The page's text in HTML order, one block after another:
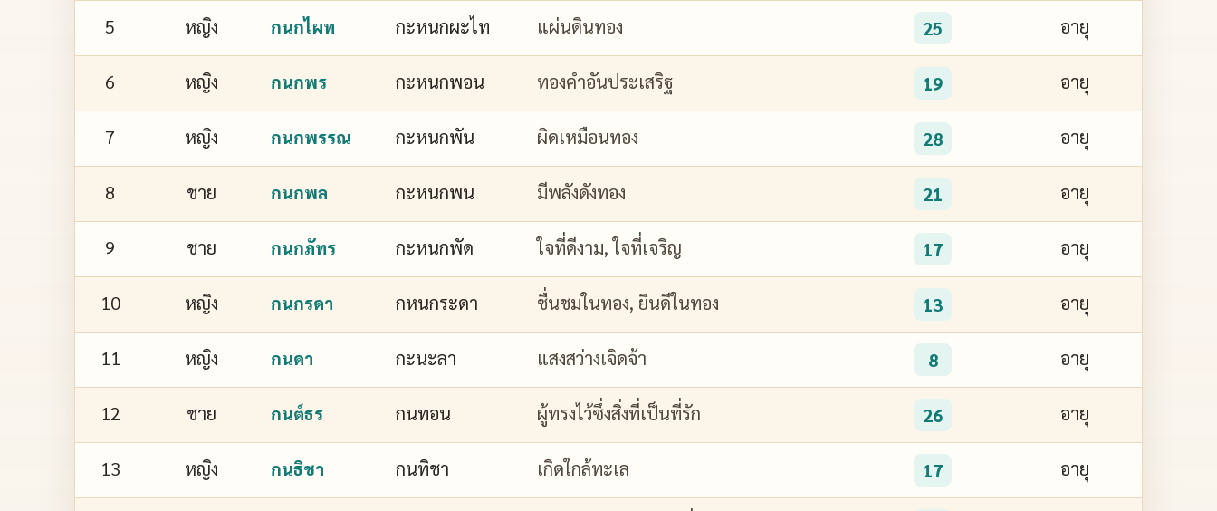
5 หญิง กนกไผท กะหนกผะไท แผ่นดินทอง 25 อายุ
6 หญิง กนกพร กะหนกพอน ทองคำอันประเสริฐ 19 อายุ
7 หญิง กนกพรรณ กะหนกพัน ผิดเหมือนทอง 28 อายุ
8 ชาย กนกพล กะหนกพน มีพลังดังทอง 21 อายุ
9 ชาย กนกภัทร กะหนกพัด ใจที่ดีงาม, ใจที่เจริญ 17 อายุ
10 หญิง กนกรดา กหนกระดา ชื่นชมในทอง, ยินดีในทอง 13 อายุ
11 หญิง กนดา กะนะลา แสงสว่างเจิดจ้า 8 อายุ
12 ชาย กนต์ธร กนทอน ผู้ทรงไว้ซึ่งสิ่งที่เป็นที่รัก 26 อายุ
13 หญิง กนธิชา กนทิชา เกิดใกล้ทะเล 17 อายุ